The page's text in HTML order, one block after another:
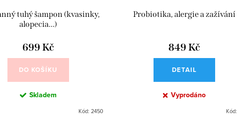
tuhý šampon (kvasinky,
alopecia...)
699 Kč
DO KOŠÍKU
Skladem
Kód: 2450
Probiotika, alergie a zažívání
849 Kč
DETAIL
Vyprodáno
Kód: